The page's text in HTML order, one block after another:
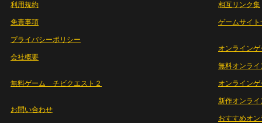
利用規約
免責事項
プライバシーポリシー
会社概要
無料ゲーム チビクエスト２
お問い合わせ
相互リンク集
ゲームサイト
オンラインゲ
無料オンライ
オンライン
新作オンライ
おすすめオ